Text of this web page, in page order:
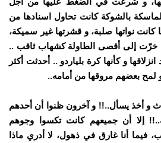
بالشوكة كانت تحاول اسنادها من
كانت نواتها صلبة، و قشرتها غير سميكة،
خرّت إلى أقصى الطاولة كشهاب ثاقب ..
و كأنها كرة بلياردو .. أحدثت أكثر
لمح بعضهم مروقها من أمامه..
و أخذ يسأل..!! و آخرون ظنوا أن أحدهم
إلا أن جميعهم كانت تكسوا وجوهم
فيما أنا غارق في ذهول، لا أدري ماذا